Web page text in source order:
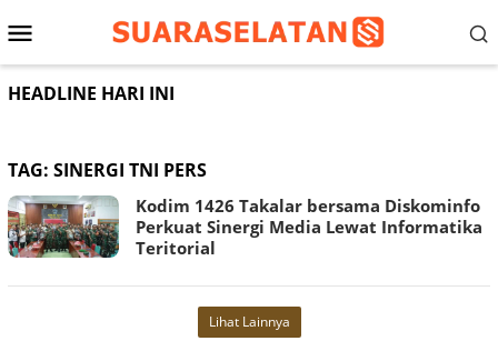
ke
Menu
Mobile
HEADLINE HARI INI
TAG: SINERGI TNI PERS
Kodim 1426 Takalar bersama Diskominfo
Perkuat Sinergi Media Lewat Informatika
Teritorial
Lihat Lainnya